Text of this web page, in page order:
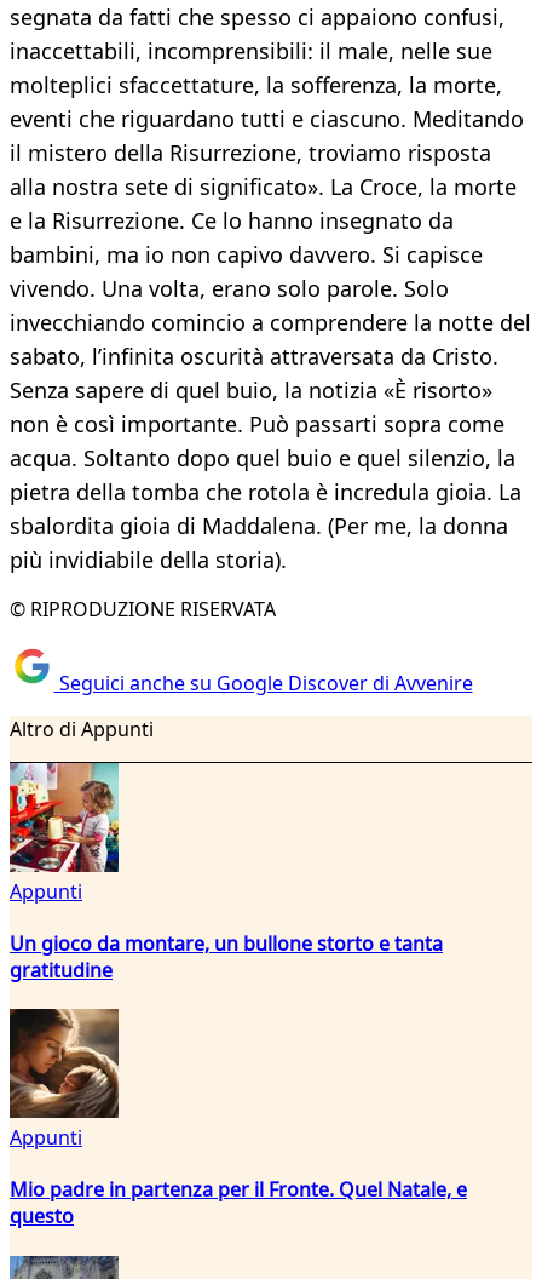
segnata da fatti che spesso ci appaiono confusi,
inaccettabili, incomprensibili: il male, nelle sue
molteplici sfaccettature, la sofferenza, la morte,
eventi che riguardano tutti e ciascuno. Meditando
il mistero della Risurrezione, troviamo risposta
alla nostra sete di significato». La Croce, la morte
e la Risurrezione. Ce lo hanno insegnato da
bambini, ma io non capivo davvero. Si capisce
vivendo. Una volta, erano solo parole. Solo
invecchiando comincio a comprendere la notte del
sabato, l’infinita oscurità attraversata da Cristo.
Senza sapere di quel buio, la notizia «È risorto»
non è così importante. Può passarti sopra come
acqua. Soltanto dopo quel buio e quel silenzio, la
pietra della tomba che rotola è incredula gioia. La
sbalordita gioia di Maddalena. (Per me, la donna
più invidiabile della storia).
© RIPRODUZIONE RISERVATA
Seguici anche su Google Discover di Avvenire
Altro di Appunti
Appunti
Un gioco da montare, un bullone storto e tanta
gratitudine
Appunti
Mio padre in partenza per il Fronte. Quel Natale, e
questo